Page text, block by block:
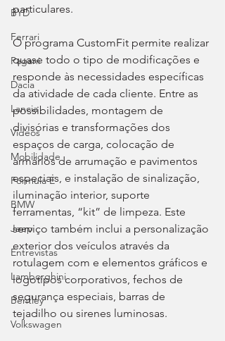
BYD
Ferrari
Pagani
Dacia
Lancia
Videos
Mobilidade
Fórmula E
BMW
Jeep
Entrevistas
Lamborghini
Bentley
Volkswagen
particulares.
O programa CustomFit permite realizar
quase todo o tipo de modificações e
responde às necessidades específicas
da atividade de cada cliente. Entre as
possibilidades, montagem de
divisórias e transformações dos
espaços de carga, colocação de
armários de arrumação e pavimentos
especiais, e instalação de sinalização,
iluminação interior, suporte
ferramentas, “kit” de limpeza. Este
serviço também inclui a personalização
exterior dos veículos através da
rotulagem com e elementos gráficos e
logotipos corporativos, fechos de
segurança especiais, barras de
tejadilho ou sirenes luminosas.